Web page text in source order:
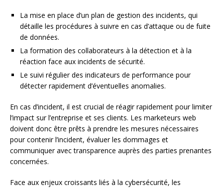
La mise en place d’un plan de gestion des incidents, qui
détaille les procédures à suivre en cas d’attaque ou de fuite
de données.
La formation des collaborateurs à la détection et à la
réaction face aux incidents de sécurité.
Le suivi régulier des indicateurs de performance pour
détecter rapidement d’éventuelles anomalies.
En cas d’incident, il est crucial de réagir rapidement pour limiter
l’impact sur l’entreprise et ses clients. Les marketeurs web
doivent donc être prêts à prendre les mesures nécessaires
pour contenir l’incident, évaluer les dommages et
communiquer avec transparence auprès des parties prenantes
concernées.
Face aux enjeux croissants liés à la cybersécurité, les